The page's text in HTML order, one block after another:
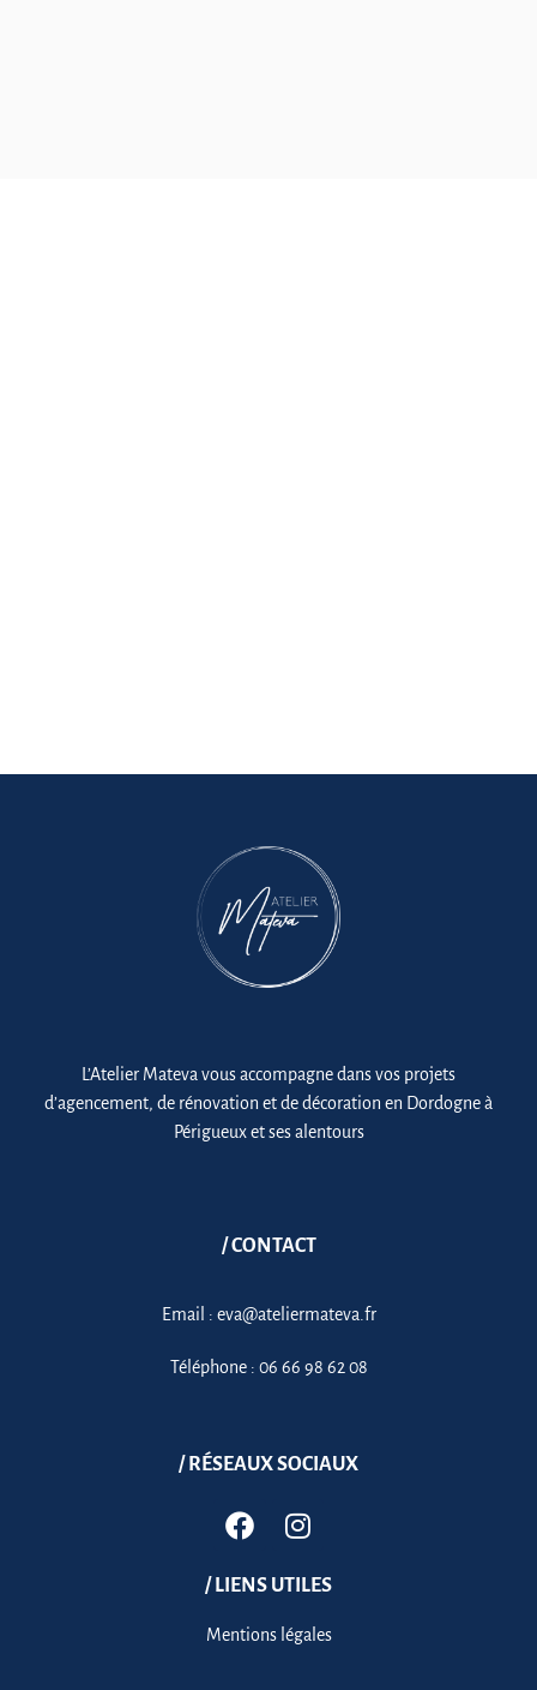
L’Atelier Mateva vous accompagne dans vos projets
d’agencement, de rénovation et de décoration en Dordogne à
Périgueux et ses alentours
/ CONTACT
Email : eva@ateliermateva.fr
Téléphone : 06 66 98 62 08
/ RÉSEAUX SOCIAUX
/ LIENS UTILES
Mentions légales